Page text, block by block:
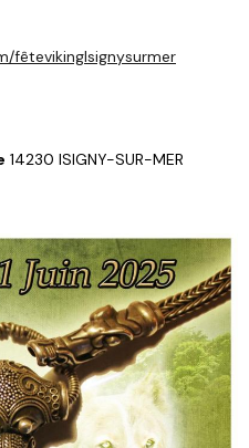
fêtevikingIsignysurmer
14230 ISIGNY-SUR-MER